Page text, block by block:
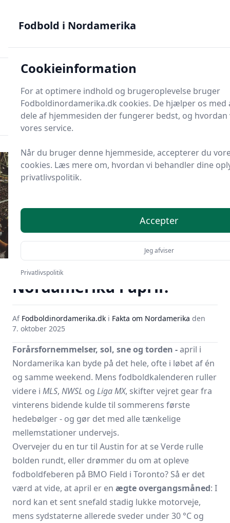
til nordamerikansk fodbold
Fodbold i
Menu
Søg
Hvordan er vejret i
Nordamerika i april?
Af Fodboldinordamerika.dk i Fakta om Nordamerika den
7. oktober 2025
Forårsfornemmelser, sol, sne og torden -april i
Nordamerika kan byde på det hele, ofte i løbet af én
og samme weekend. Mens fodboldkalenderen ruller
videre i MLS, NWSL og Liga MX, skifter vejret gear fra
vinterens bidende kulde til sommerens første
hedebølger - og gør det med alle tænkelige
mellemstationer undervejs.
Overvejer du en tur til Austin for at se Verde rulle
bolden rundt, eller drømmer du om at opleve
fodboldfeberen på BMO Field i Toronto? Så er det
værd at vide, at april er en ægte overgangsmåned: I
nord kan et sent snefald stadig lukke motorveje,
mens sydstaterne allerede sveder under 30 °C og
Fodbold i Nordamerika
Cookieinformation
For at optimere indhold og brugeroplevelse bruger
Fodboldinordamerika.dk cookies. De hjælper os med
dele af hjemmesiden der fungerer bedst, og
vores service.
Når du bruger denne hjemmeside, accepterer du
cookies. Læs mere om, hvordan vi behandler dine
privatlivspolitik.
Accepter
Jeg afviser
Privatlivspolitik